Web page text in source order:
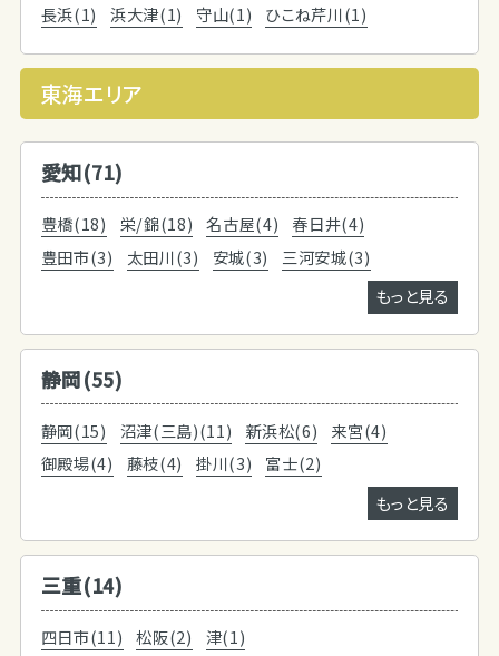
長浜(1) 浜大津(1) 守山(1) ひこね芹川(1)
東海エリア
愛知(71)
豊橋(18) 栄/錦(18) 名古屋(4)
春日井(4)
豊田市(3)
太田川(3) 安城(3)
三河安城(3)
もっと見る
静岡(55)
静岡(15) 沼津(三島)(11) 新浜松(6)
来宮(4)
御殿場(4)
藤枝(4) 掛川(3)
富士(2)
もっと見る
三重(14)
四日市(11) 松阪(2) 津(1)